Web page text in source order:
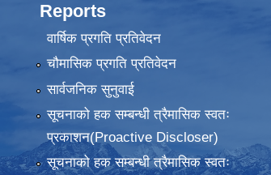
Reports
वार्षिक प्रगति प्रतिवेदन
चौमासिक प्रगति प्रतिवेदन
सार्वजनिक सुनुवाई
सूचनाको हक सम्बन्धी त्रैमासिक स्वतः
प्रकाशन(Proactive Discloser)
सूचनाको हक सम्बन्धी त्रैमासिक स्वतः